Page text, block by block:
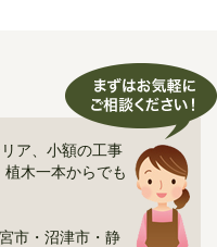
ア、小額の工事
木一本からでも
市・沼津市・静